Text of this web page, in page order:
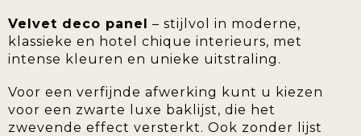
Velvet deco panel
– stijlvol in moderne,
klassieke en hotel chique interieurs, met
intense kleuren en unieke uitstraling.
Voor een verfijnde afwerking kunt u kiezen
voor een zwarte luxe baklijst, die het
zwevende effect versterkt. Ook zonder lijst